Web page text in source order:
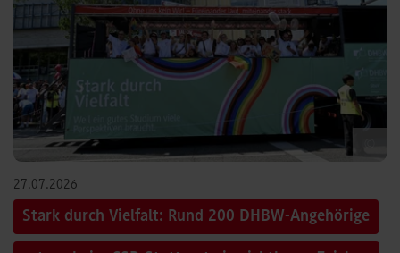
27.07.2026
Stark durch Vielfalt: Rund 200 DHBW-Angehörige